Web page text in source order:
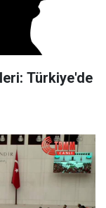
Türkiye'de